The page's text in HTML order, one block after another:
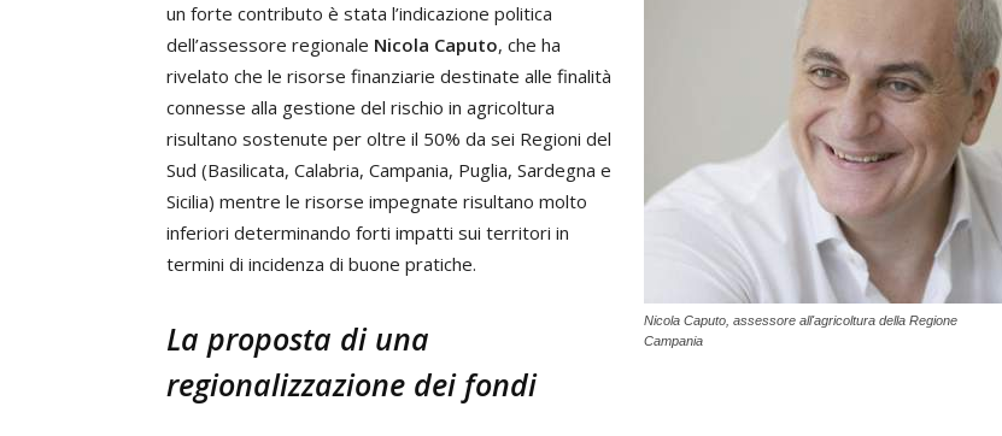
Nicola Caputo, assessore all'agricoltura della Regione
Campania
un forte contributo è stata l’indicazione politica
dell’assessore regionale Nicola Caputo, che ha
rivelato che le risorse finanziarie destinate alle finalità
connesse alla gestione del rischio in agricoltura
risultano sostenute per oltre il 50% da sei Regioni del
Sud (Basilicata, Calabria, Campania, Puglia, Sardegna e
Sicilia) mentre le risorse impegnate risultano molto
inferiori determinando forti impatti sui territori in
termini di incidenza di buone pratiche.
La proposta di una
regionalizzazione dei fondi